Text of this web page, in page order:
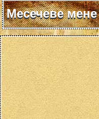
Месечеве мене